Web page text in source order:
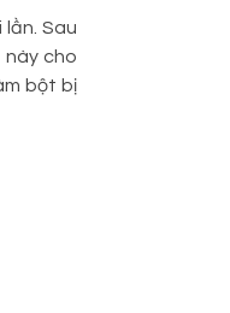
Sau
này cho
bột bị